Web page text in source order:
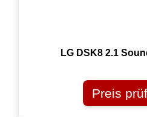
LG DSK8 2.1
Preis